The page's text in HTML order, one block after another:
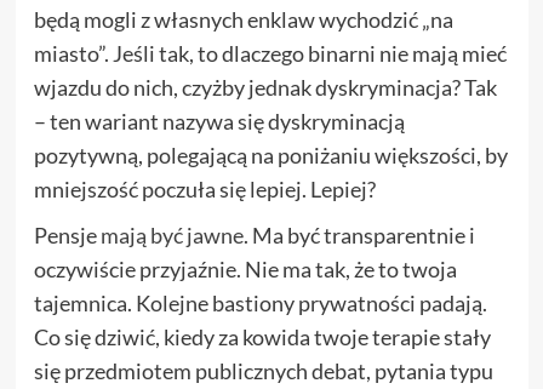
będą mogli z własnych enklaw wychodzić „na
miasto”. Jeśli tak, to dlaczego binarni nie mają mieć
wjazdu do nich, czyżby jednak dyskryminacja? Tak
– ten wariant nazywa się dyskryminacją
pozytywną, polegającą na poniżaniu większości, by
mniejszość poczuła się lepiej. Lepiej?
Pensjemają być jawne. Ma być transparentnie i
oczywiście przyjaźnie. Nie ma tak, że to twoja
tajemnica. Kolejne bastiony prywatności padają.
Co się dziwić, kiedy za kowida twoje terapie stały
się przedmiotem publicznych debat, pytania typu